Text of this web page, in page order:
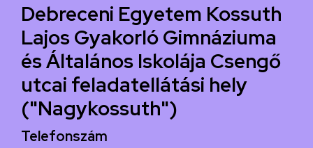
Debreceni Egyetem Kossuth
Lajos Gyakorló Gimnáziuma
és Általános Iskolája Csengő
utcai feladatellátási hely
("Nagykossuth")
Telefonszám